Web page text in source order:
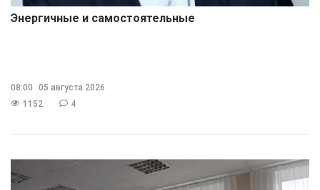
Энергичные и самостоятельные
08:00
05 августа 2026
1152
4